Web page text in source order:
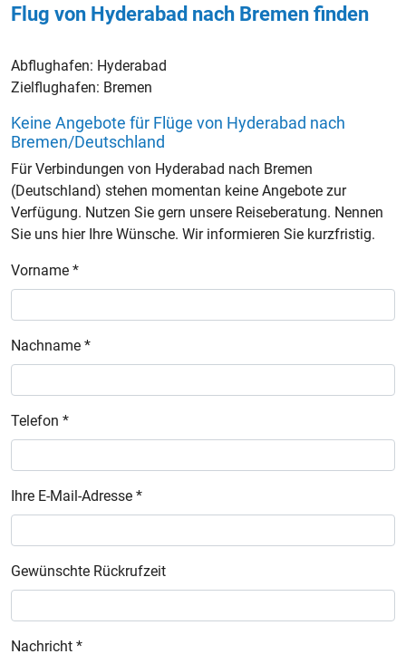
Flug von Hyderabad nach Bremen finden
Abflughafen: Hyderabad
Zielflughafen: Bremen
Keine Angebote für Flüge von Hyderabad nach
Bremen/Deutschland
Für Verbindungen von Hyderabad nach Bremen
(Deutschland) stehen momentan keine Angebote zur
Verfügung. Nutzen Sie gern unsere Reiseberatung. Nennen
Sie uns hier Ihre Wünsche. Wir informieren Sie kurzfristig.
Vorname *
Nachname *
Telefon *
Ihre E-Mail-Adresse *
Gewünschte Rückrufzeit
Nachricht *